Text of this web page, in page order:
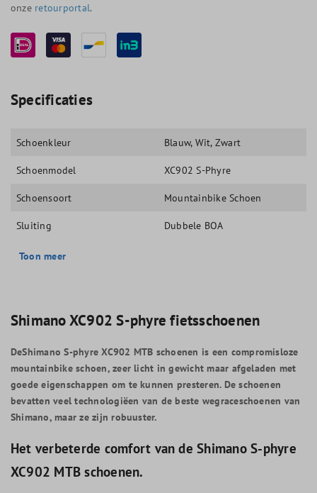
onze retourportal.
Specificaties
Schoenkleur Blauw, Wit, Zwart
Schoenmodel XC902 S-Phyre
Schoensoort Mountainbike Schoen
Sluiting Dubbele BOA
Toon meer
Shimano XC902 S-phyre fietsschoenen
DeShimano S-phyre XC902 MTB schoenen is een compromisloze
mountainbike schoen, zeer licht in gewicht maar afgeladen met
goede eigenschappen om te kunnen presteren. De schoenen
bevatten veel technologiëen van de beste wegraceschoenen van
Shimano, maar ze zijn robuuster.
Het verbeterde comfort van de Shimano S-phyre
XC902 MTB schoenen.